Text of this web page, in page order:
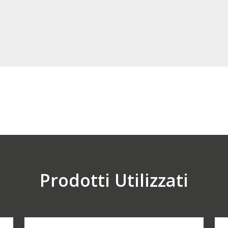
Prodotti Utilizzati